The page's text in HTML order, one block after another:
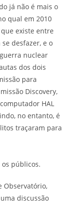
já não é mais o
qual em 2010
que existe entre
desfazer, e o
nuclear
dos dois
para
Discovery,
HAL
no entanto, é
traçaram para
públicos.
Observatório,
discussão